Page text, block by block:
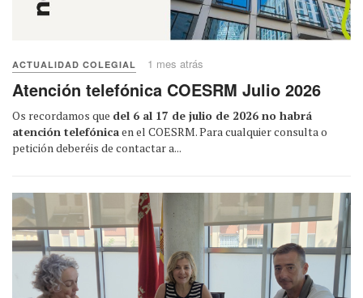
ACTUALIDAD COLEGIAL 1 mes atrás
Atención telefónica COESRM Julio 2026
Os recordamos que del 6 al 17 de julio de 2026 no habrá
atención telefónicaen el COESRM. Para cualquier consulta o
petición deberéis de contactar a...